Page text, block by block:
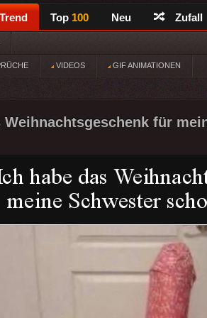
Trend Top 100 Neu Zufall
VIDEOS GIF ANIMATIONEN
Weihnachtsgeschenk für